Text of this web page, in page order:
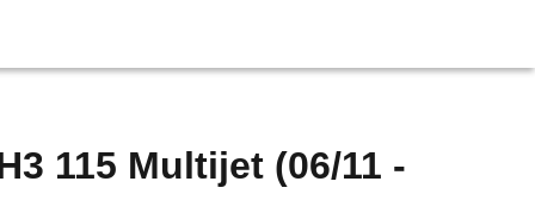
115 Multijet (06/11 -